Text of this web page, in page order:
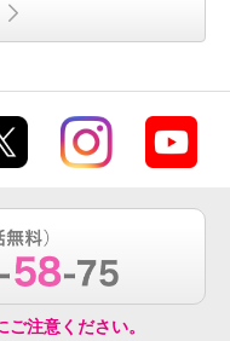
注意ください。